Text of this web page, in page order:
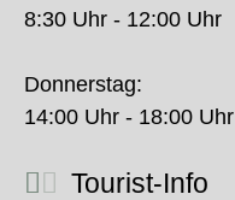
8:30 Uhr - 12:00 Uhr
Donnerstag:
14:00 Uhr - 18:00 Uhr
Tourist-Info